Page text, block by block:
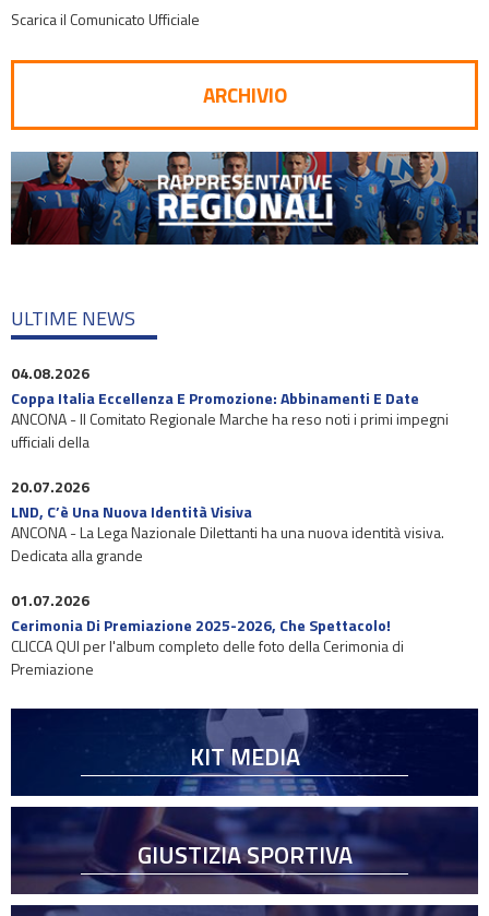
Scarica il Comunicato Ufficiale
ARCHIVIO
ULTIME NEWS
04.08.2026
Coppa Italia Eccellenza E Promozione: Abbinamenti E Date
ANCONA - Il Comitato Regionale Marche ha reso noti i primi impegni
ufficiali della
20.07.2026
LND, C’è Una Nuova Identità Visiva
ANCONA - La Lega Nazionale Dilettanti ha una nuova identità visiva.
Dedicata alla grande
01.07.2026
Cerimonia Di Premiazione 2025-2026, Che Spettacolo!
CLICCA QUI per l'album completo delle foto della Cerimonia di
Premiazione
KIT MEDIA
GIUSTIZIA SPORTIVA